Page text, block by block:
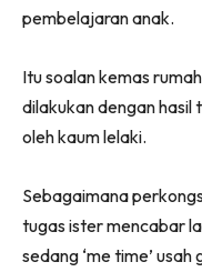
pembelajaran anak.
Itu soalan kemas
dilakukan dengan
oleh kaum lelaki.
Sebagaimana
tugas ister mencabar
sedang ‘me time’